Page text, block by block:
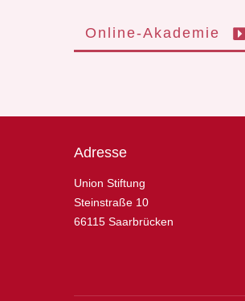
Online-Akademie
Adresse
Union Stiftung
Steinstraße 10
66115 Saarbrücken